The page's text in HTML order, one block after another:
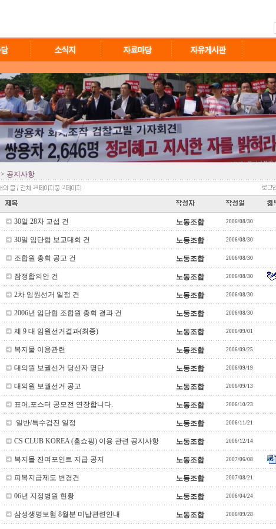
> 공지사항
24 2
30일 28차 교섭 건 노동조합 2006/08/30
30일 임단협 보고대회 건 노동조합 2006/08/30
조합원 총회 공고 건 노동조합 2006/08/30
잠정합의안 건 노동조합 2006/08/30
2차 임원선거 일정 건 노동조합 2006/08/30
2006년 임단협 조합원 총회 결과 건 노동조합 2006/08/30
제 9 대 임원선거결과(최종) 노동조합 2006/09/01
복지물 이용관련 노동조합 2006/09/25
대의원 보궐선거 당선자 명단 노동조합 2006/09/19
대의원 보궐선거 공고 노동조합 2006/09/13
표어,포스터 공모전 연장합니다. 노동조합 2006/10/23
일반/특수검진 일정 노동조합 2006/11/21
CS CLUB KOREA (홈쇼핑) 이용 관련 공지사항 노동조합 2006/12/14
복지몰 잔여포인트 지급 공지 노동조합 2007/06/08
피복지급제도 변경건 노동조합 2007/08/21
06년 지정병원 현황 노동조합 2006/04/24
삼성생명보험 8월분 미납관련안내 노동조합 2006/09/28